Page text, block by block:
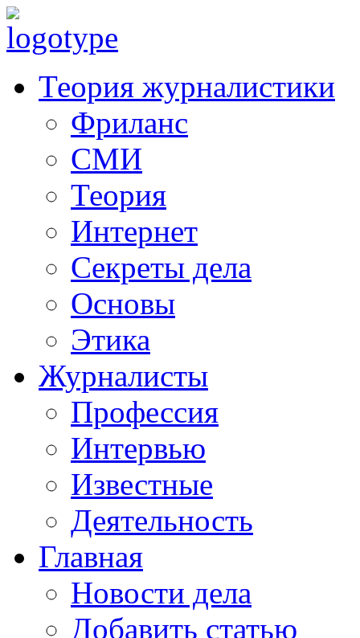
Теория журналистики
Фриланс
СМИ
Теория
Интернет
Секреты дела
Основы
Этика
Журналисты
Профессия
Интервью
Известные
Деятельность
Главная
Новости дела
Добавить статью